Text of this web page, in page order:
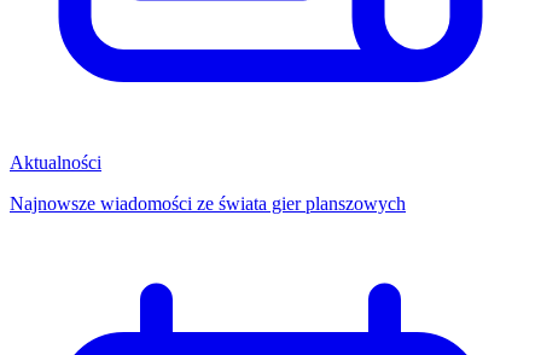
Aktualności
Najnowsze wiadomości ze świata gier planszowych